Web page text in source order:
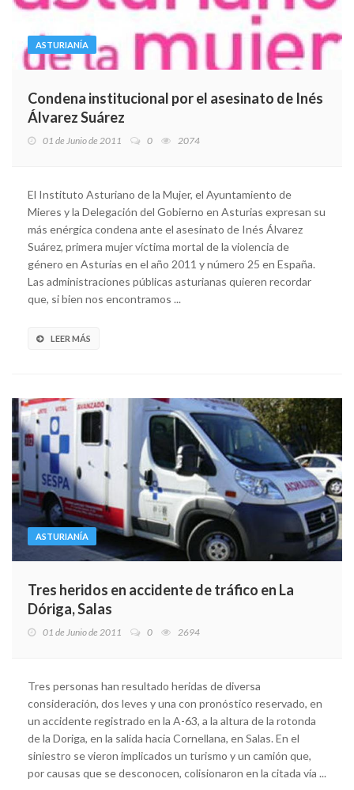
ASTURIANÍA
Condena institucional por el asesinato de Inés
Álvarez Suárez
01 de Junio de 2011 0 2074
El Instituto Asturiano de la Mujer, el Ayuntamiento de
Mieres y la Delegación del Gobierno en Asturias expresan su
más enérgica condena ante el asesinato de Inés Álvarez
Suárez, primera mujer víctima mortal de la violencia de
género en Asturias en el año 2011 y número 25 en España.
Las administraciones públicas asturianas quieren recordar
que, si bien nos encontramos ...
LEER MÁS
ASTURIANÍA
Tres heridos en accidente de tráfico en La
Dóriga, Salas
01 de Junio de 2011 0 2694
Tres personas han resultado heridas de diversa
consideración, dos leves y una con pronóstico reservado, en
un accidente registrado en la A-63, a la altura de la rotonda
de la Doriga, en la salida hacia Cornellana, en Salas. En el
siniestro se vieron implicados un turismo y un camión que,
por causas que se desconocen, colisionaron en la citada vía ...